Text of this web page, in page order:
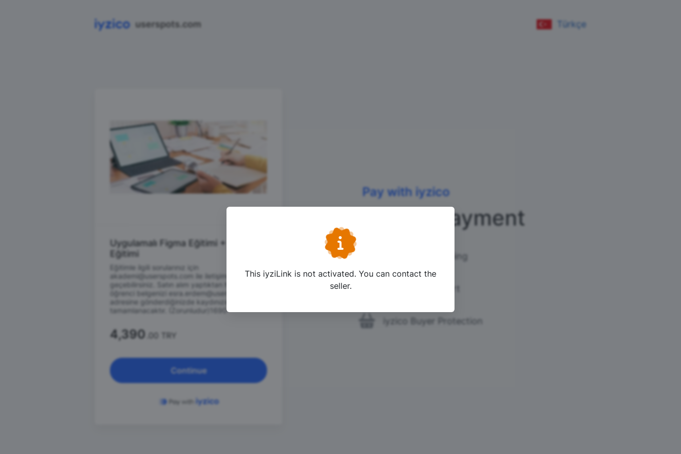
userspots.com Türkçe
Uygulamalı Figma Eğitimi + UX
Eğitimi
Eğitimle ilgili sorularınız için
akademi@userspots.com ile iletişime
geçebilirsiniz. Satın alım yaptıktan hemen sonra
öğrenci belgenizi esra.erdem@userspots.com
adresine gönderdiğinizde kaydınızın
tamamlanacaktır. (Zorunludur)1690
4,390 .00 TRY
Continue
Pay with iyzico
Secure Payment
One Click Shopping
iyzico Buyer Protection
This iyziLink is not activated. You can contact the
seller.